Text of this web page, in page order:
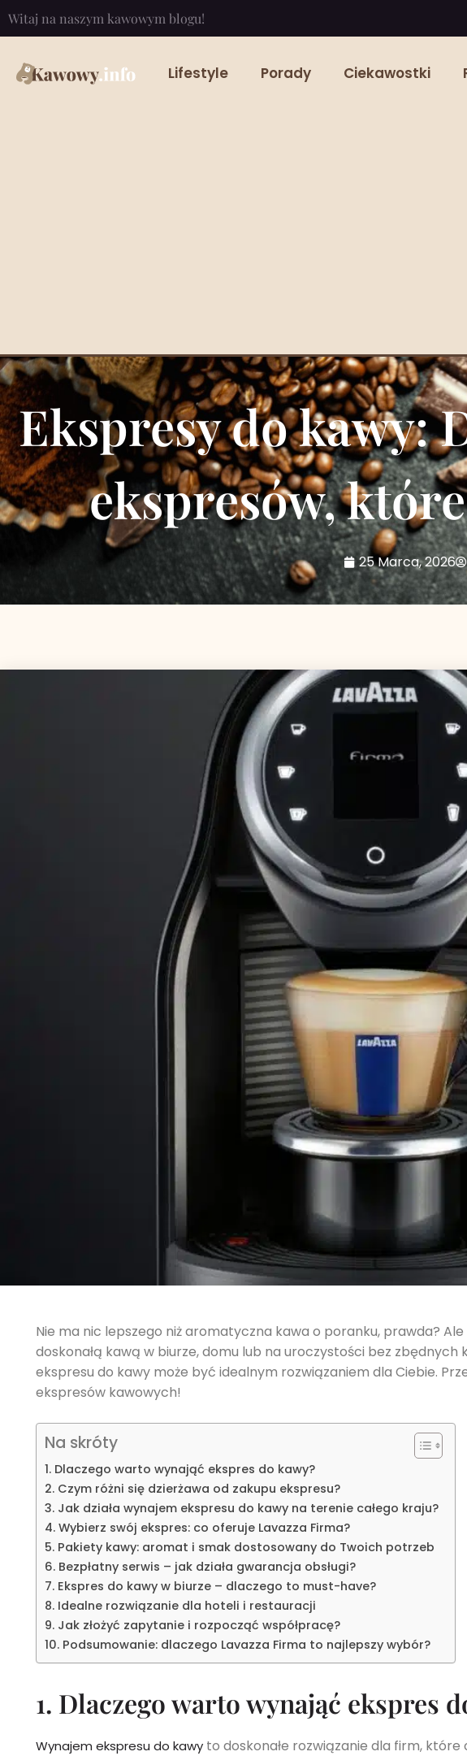
Witaj na naszym kawowym blogu!
Lifestyle Porady Ciekawostki
Ekspresy do kawy:
ekspresów,
25 Marca, 2026
Nie ma nic lepszego niż aromatyczna kawa o poranku, prawda?
doskonałą kawą w biurze, domu lub na uroczystości bez
ekspresu do kawy może być idealnym rozwiązaniem dla Ciebie.
ekspresów kawowych!
Na skróty
1. Dlaczego warto wynająć ekspres do kawy?
2. Czym różni się dzierżawa od zakupu ekspresu?
3. Jak działa wynajem ekspresu do kawy na terenie całego kraju?
4. Wybierz swój ekspres: co oferuje Lavazza Firma?
5. Pakiety kawy: aromat i smak dostosowany do Twoich potrzeb
6. Bezpłatny serwis – jak działa gwarancja obsługi?
7. Ekspres do kawy w biurze – dlaczego to must-have?
8. Idealne rozwiązanie dla hoteli i restauracji
9. Jak złożyć zapytanie i rozpocząć współpracę?
10. Podsumowanie: dlaczego Lavazza Firma to najlepszy wybór?
1. Dlaczego warto wynająć ekspres
Wynajem ekspresu do kawy to doskonałe rozwiązanie dla firm,